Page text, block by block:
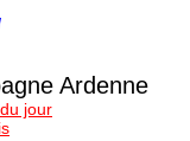
Ardenne
jour